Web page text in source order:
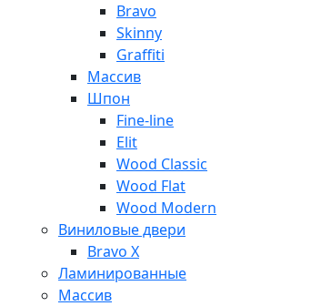
Bravo
Skinny
Graffiti
Массив
Шпон
Fine-line
Elit
Wood Classic
Wood Flat
Wood Modern
Виниловые двери
Bravo X
Ламинированные
Массив